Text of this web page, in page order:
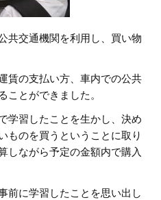
共交通機関を利用し、買い物
賃の支払い方、車内での公共
ことができました。
学習したことを生かし、決め
ものを買うということに取り
しながら予定の金額内で購入
前に学習したことを思い出し